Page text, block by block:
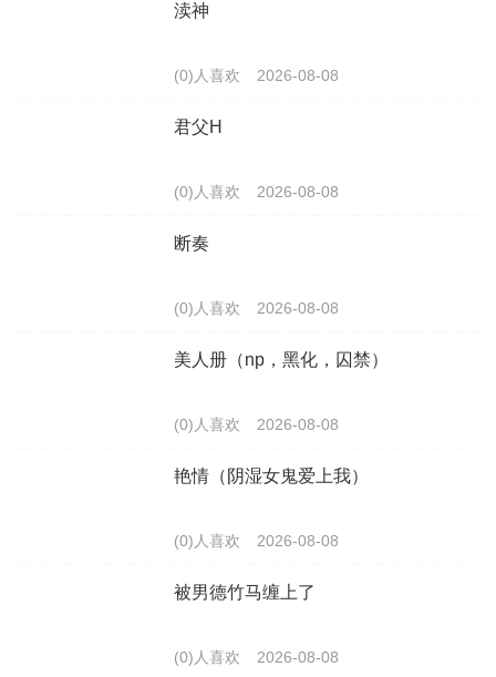
渎神
(0)人喜欢 2026-08-08
君父H
(0)人喜欢 2026-08-08
断奏
(0)人喜欢 2026-08-08
美人册（np，黑化，囚禁）
(0)人喜欢 2026-08-08
艳情（阴湿女鬼爱上我）
(0)人喜欢 2026-08-08
被男德竹马缠上了
(0)人喜欢 2026-08-08